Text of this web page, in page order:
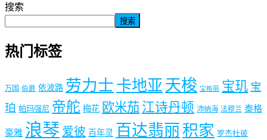
搜索
搜索
热门标签
万国 伯爵 依波路 劳力士 卡地亚 天梭 宝格丽 宝玑 宝
珀 帕玛强尼 帝舵 梅花 欧米茄 江诗丹顿 沛纳海 法穆兰 泰格
豪雅 浪琴 爱彼 百年灵 百达翡丽 积家 罗杰杜彼